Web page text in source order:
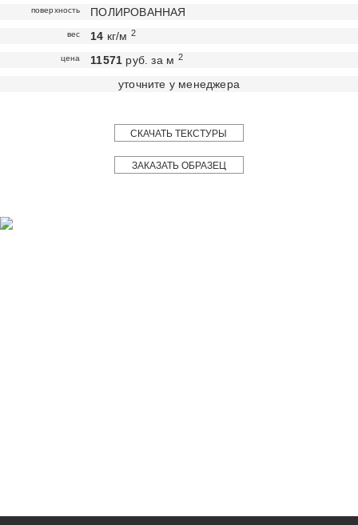
поверхность ПОЛИРОВАННАЯ
вес 14 кг/м 2
цена 11571 руб. за м 2
уточните у менеджера
СКАЧАТЬ ТЕКСТУРЫ
ЗАКАЗАТЬ ОБРАЗЕЦ